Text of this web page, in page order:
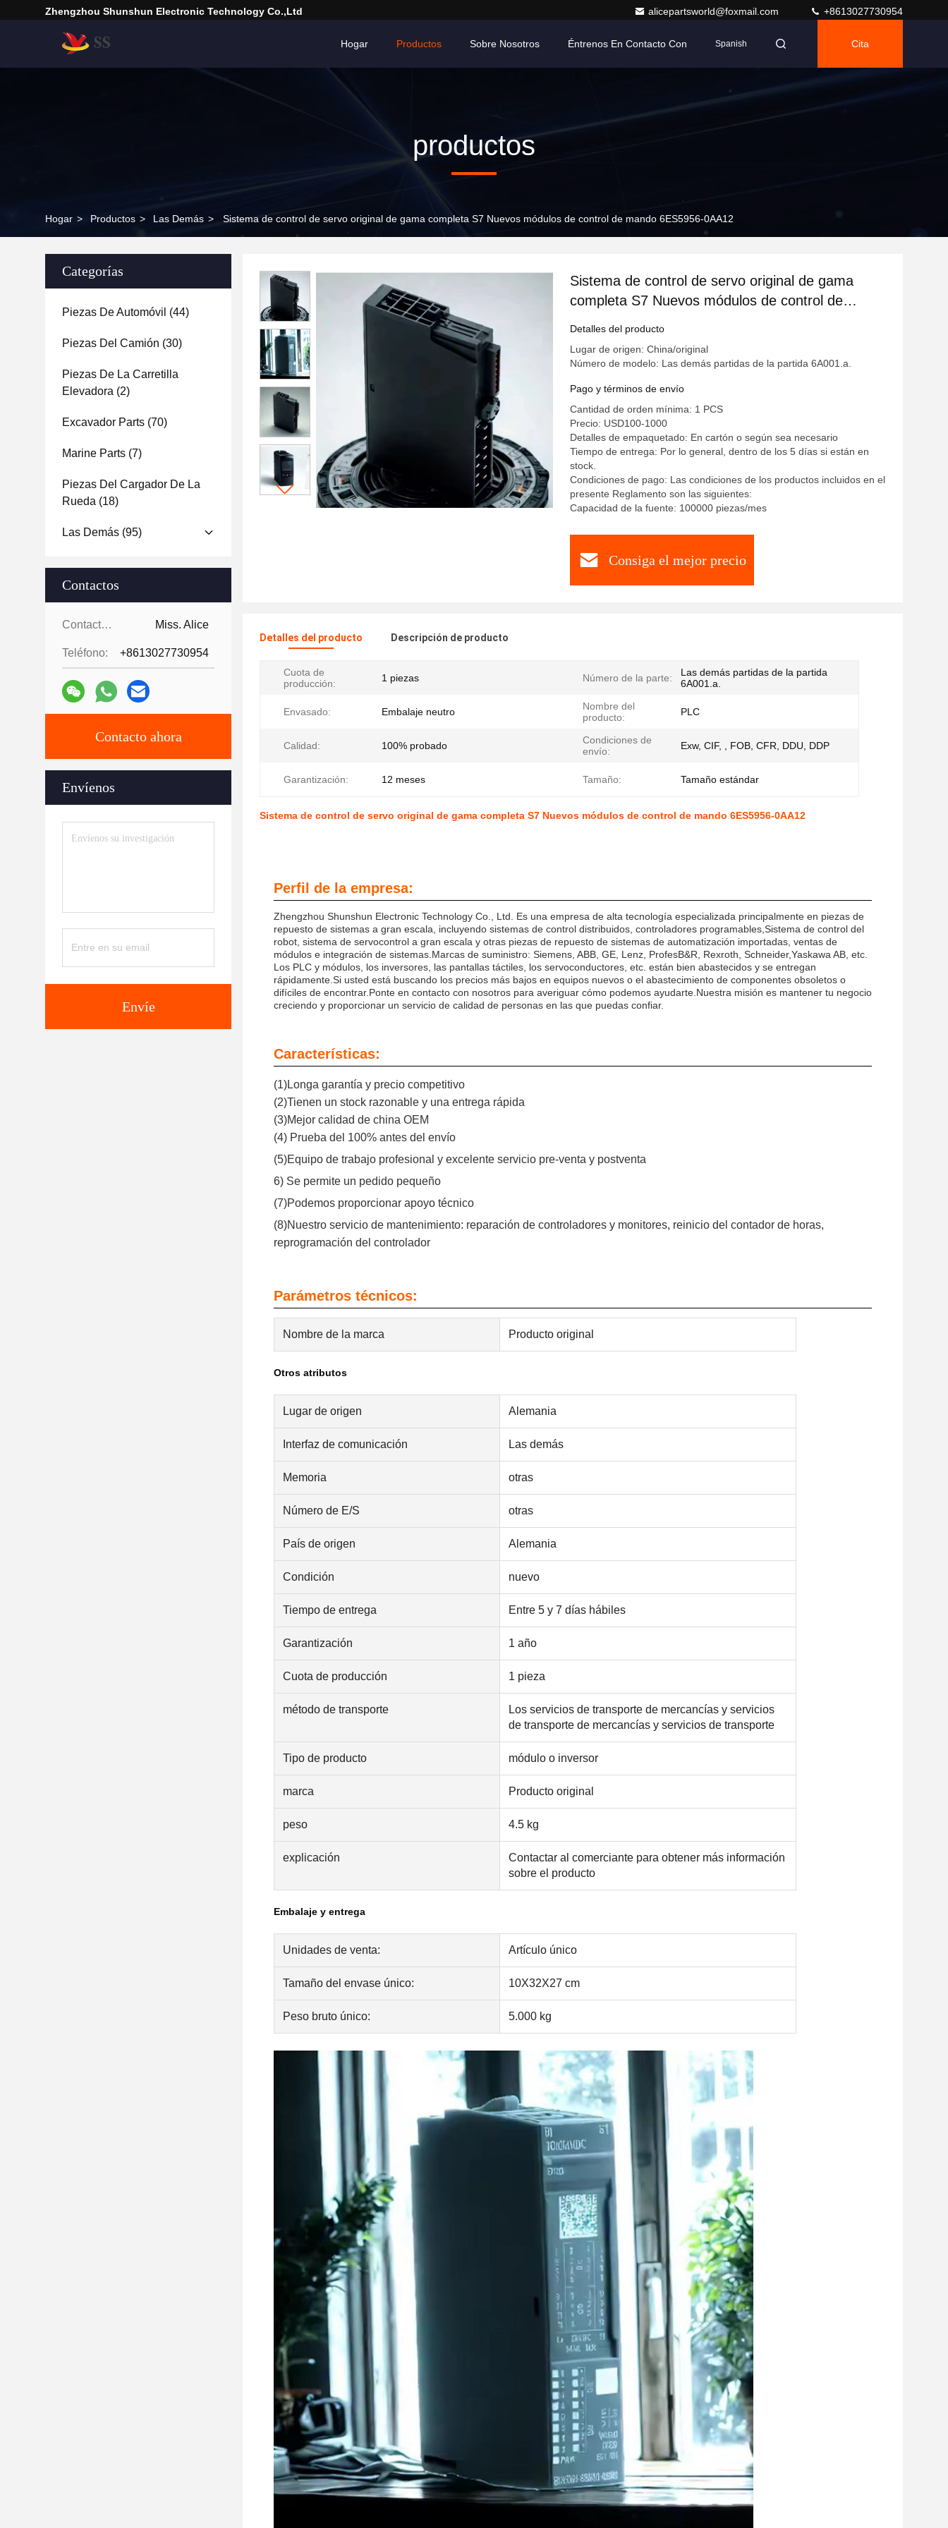
Zhengzhou Shunshun Electronic Technology Co.,Ltd alicepartsworld@foxmail.com +8613027730954
Hogar Productos Sobre Nosotros Éntrenos En Contacto Con Spanish Cita
productos
Hogar > Productos > Las Demás > Sistema de control de servo original de gama completa S7 Nuevos módulos de control de mando 6ES5956-0AA12
Categorías
Piezas De Automóvil (44)
Piezas Del Camión (30)
Piezas De La Carretilla
Elevadora (2)
Excavador Parts (70)
Marine Parts (7)
Piezas Del Cargador De La
Rueda (18)
Las Demás (95)
Contactos
Contactos: Miss. Alice
Teléfono: +8613027730954
Contacto ahora
Envíenos
Envíe
Sistema de control de servo original de gama
completa S7 Nuevos módulos de control de
Detalles del producto
Lugar de origen: China/original
Número de modelo: Las demás partidas de la partida 6A001.a.
Pago y términos de envío
Cantidad de orden mínima: 1 PCS
Precio: USD100-1000
Detalles de empaquetado: En cartón o según sea necesario
Tiempo de entrega: Por lo general, dentro de los 5 días si están en
stock.
Condiciones de pago: Las condiciones de los productos incluidos en el
presente Reglamento son las siguientes:
Capacidad de la fuente: 100000 piezas/mes
Consiga el mejor precio
Detalles del producto Descripción de producto
Cuota de
producción:
1 piezas Número de la parte:
Las demás partidas de la partida
6A001.a.
Envasado: Embalaje neutro
Nombre del
producto:
PLC
Calidad: 100% probado
Condiciones de
envío:
Exw, CIF, , FOB, CFR, DDU, DDP
Garantización: 12 meses Tamaño: Tamaño estándar
Sistema de control de servo original de gama completa S7 Nuevos módulos de control de mando 6ES5956-0AA12
Perfil de la empresa:
Zhengzhou Shunshun Electronic Technology Co., Ltd. Es una empresa de alta tecnología especializada principalmente en piezas de
repuesto de sistemas a gran escala, incluyendo sistemas de control distribuidos, controladores programables,Sistema de control del
robot, sistema de servocontrol a gran escala y otras piezas de repuesto de sistemas de automatización importadas, ventas de
módulos e integración de sistemas.Marcas de suministro: Siemens, ABB, GE, Lenz, ProfesB&R, Rexroth, Schneider,Yaskawa AB, etc.
Los PLC y módulos, los inversores, las pantallas táctiles, los servoconductores, etc. están bien abastecidos y se entregan
rápidamente.Si usted está buscando los precios más bajos en equipos nuevos o el abastecimiento de componentes obsoletos o
difíciles de encontrar.Ponte en contacto con nosotros para averiguar cómo podemos ayudarte.Nuestra misión es mantener tu negocio
creciendo y proporcionar un servicio de calidad de personas en las que puedas confiar.
Características:
(1)Longa garantía y precio competitivo
(2)Tienen un stock razonable y una entrega rápida
(3)Mejor calidad de china OEM
(4) Prueba del 100% antes del envío
(5)Equipo de trabajo profesional y excelente servicio pre-venta y postventa
6) Se permite un pedido pequeño
(7)Podemos proporcionar apoyo técnico
(8)Nuestro servicio de mantenimiento: reparación de controladores y monitores, reinicio del contador de horas,
reprogramación del controlador
Parámetros técnicos:
Nombre de la marca Producto original
Otros atributos
Lugar de origen Alemania
Interfaz de comunicación Las demás
Memoria otras
Número de E/S otras
País de origen Alemania
Condición nuevo
Tiempo de entrega Entre 5 y 7 días hábiles
Garantización 1 año
Cuota de producción 1 pieza
método de transporte
Los servicios de transporte de mercancías y servicios
de transporte de mercancías y servicios de transporte
Tipo de producto módulo o inversor
marca Producto original
peso 4.5 kg
explicación
Contactar al comerciante para obtener más información
sobre el producto
Embalaje y entrega
Unidades de venta: Artículo único
Tamaño del envase único: 10X32X27 cm
Peso bruto único: 5.000 kg